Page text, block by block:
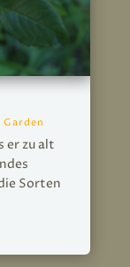
Garden
er zu alt
Sorten